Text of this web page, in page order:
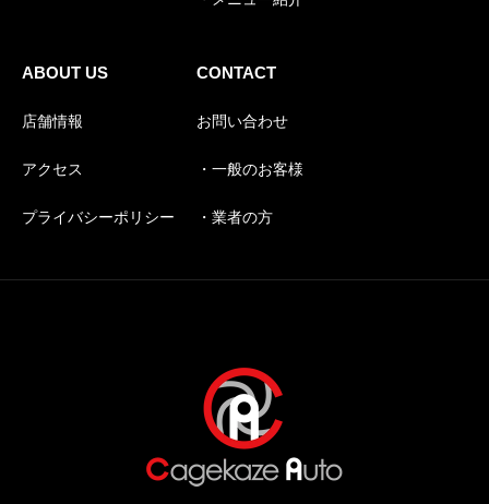
ABOUT US
店舗情報
アクセス
プライバシーポリシー
CONTACT
お問い合わせ
・一般のお客様
・業者の方